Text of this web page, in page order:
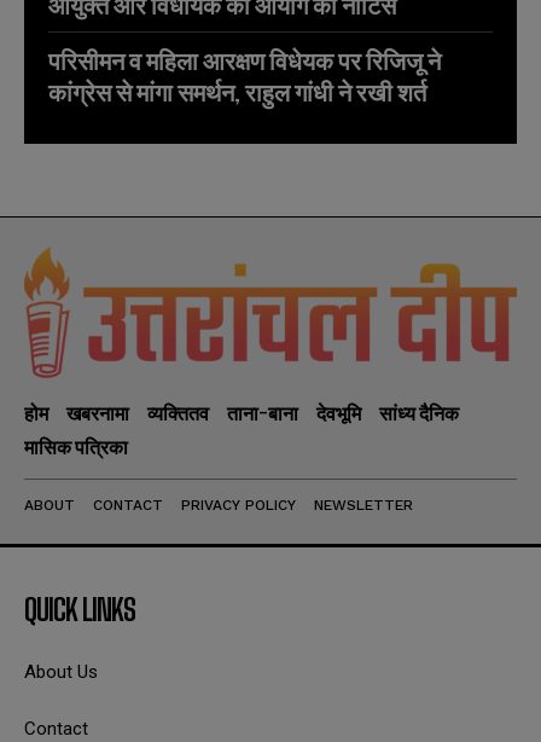
परिसीमन व महिला आरक्षण विधेयक पर रिजिजू ने
कांग्रेस से मांगा समर्थन, राहुल गांधी ने रखी शर्त
होम खबरनामा व्यक्तितव ताना-बाना देवभूमि
सांध्य दैनिक
मासिक पत्रिका
ABOUT CONTACT PRIVACY POLICY NEWSLETTER
QUICK LINKS
About Us
Contact